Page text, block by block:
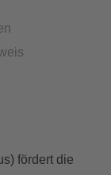
fördert die